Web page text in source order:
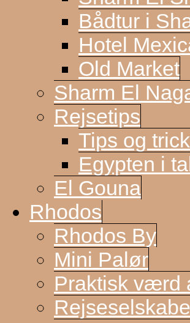
Bådtur i
Hotel
Old Market
Sharm El
Rejsetips
Tips og
Egypten i
El Gouna
Rhodos
Rhodos By
Mini Palør
Praktisk værd